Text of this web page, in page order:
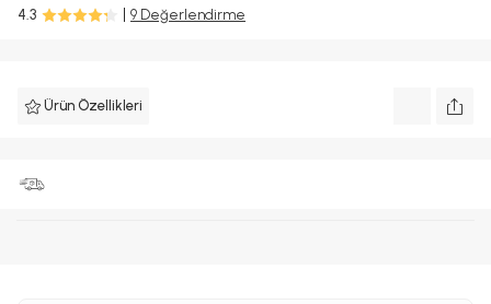
4.3 9 Değerlendirme
Ürün Özellikleri